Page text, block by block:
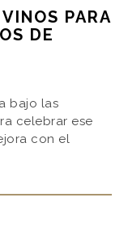
PARA
DE
bajo las
celebrar ese
con el